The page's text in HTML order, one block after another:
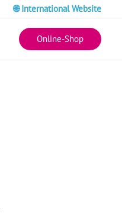
🌐 International Website
Online-Shop